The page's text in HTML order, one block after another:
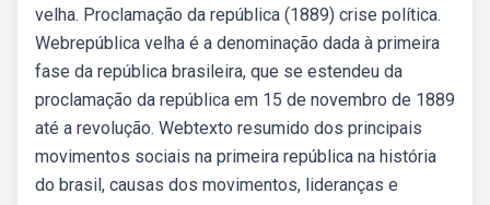
velha. Proclamação da república (1889) crise política.
Webrepública velha é a denominação dada à primeira
fase da república brasileira, que se estendeu da
proclamação da república em 15 de novembro de 1889
até a revolução. Webtexto resumido dos principais
movimentos sociais na primeira república na história
do brasil, causas dos movimentos, lideranças e